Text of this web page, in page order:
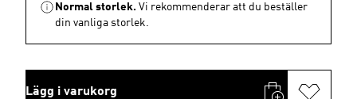
Normal storlek. Vi rekommenderar att du beställer
din vanliga storlek.
Lägg i varukorg